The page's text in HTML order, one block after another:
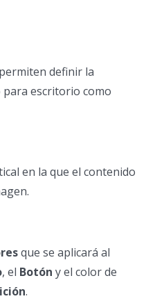
definir la
escritorio como
en la que el contenido
que se aplicará al
, el Botón y el color de
.